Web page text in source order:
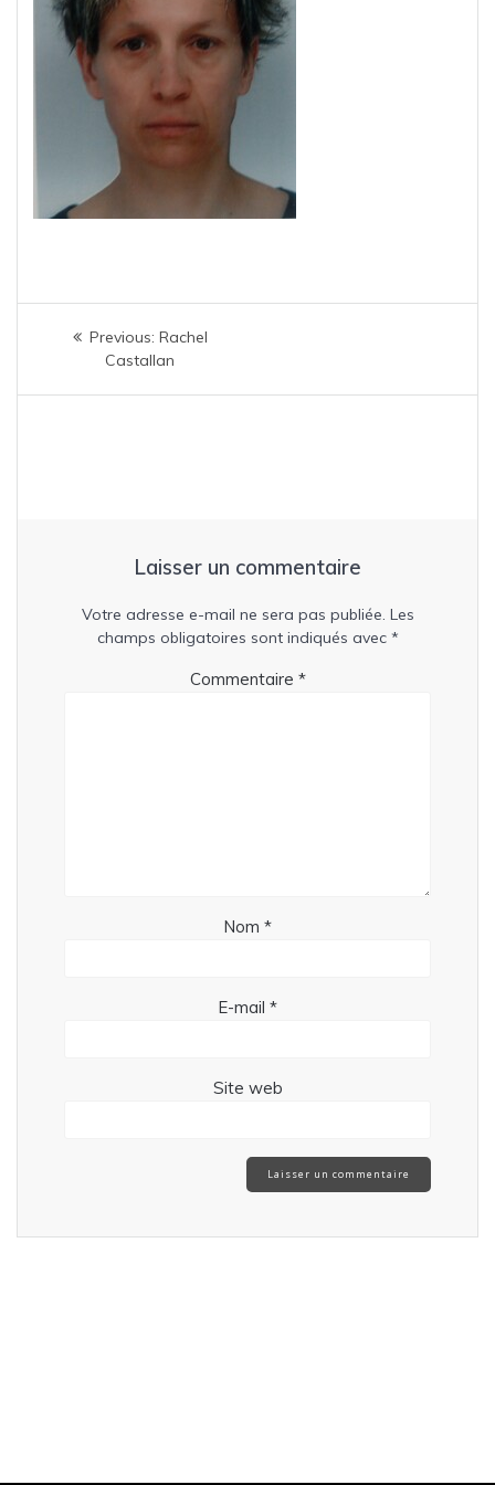
Navigation
Previous: Previous
post:
Rachel
Castallan
Laisser un commentaire
Votre adresse e-mail ne sera pas publiée. Les
champs obligatoires sont indiqués avec *
Commentaire *
Nom *
E-mail *
Site web